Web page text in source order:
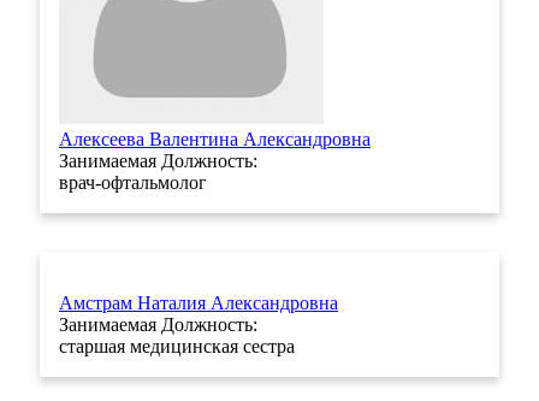
Алексеева Валентина Александровна
Занимаемая Должность:
врач-офтальмолог
Амстрам Наталия Александровна
Занимаемая Должность:
старшая медицинская сестра